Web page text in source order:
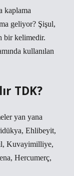
kaplama
geliyor? Şişul,
bir kelimedir.
kullanılan
TDK?
yan yana
Ehlibeyit,
Kuvayimilliye,
Hercumerç,